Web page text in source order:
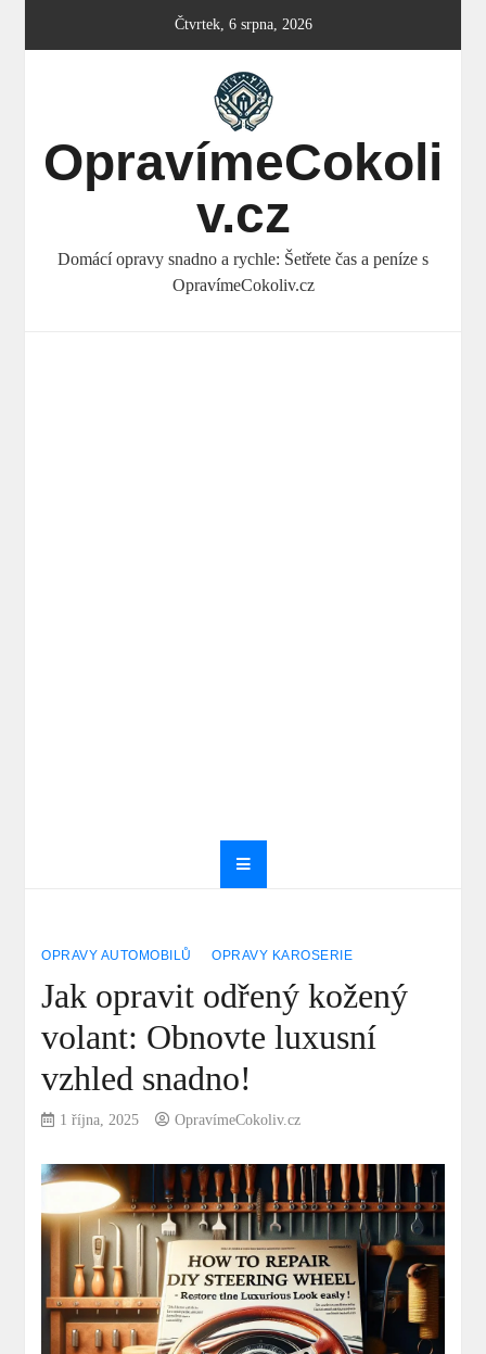
Čtvrtek, 6 srpna, 2026
OpravímeCokoli
v.cz
Domácí opravy snadno a rychle: Šetřete čas a peníze s
OpravímeCokoliv.cz
OPRAVY AUTOMOBILŮ OPRAVY KAROSERIE
Jak opravit odřený kožený
volant: Obnovte luxusní
vzhled snadno!
1 října, 2025 OpravímeCokoliv.cz